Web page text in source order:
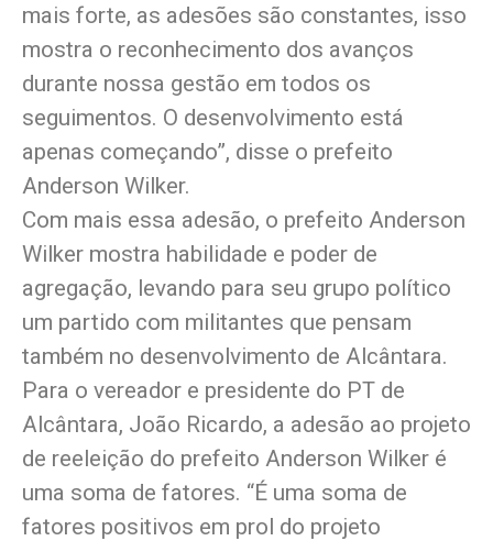
mais forte, as adesões são constantes, isso
mostra o reconhecimento dos avanços
durante nossa gestão em todos os
seguimentos. O desenvolvimento está
apenas começando”, disse o prefeito
Anderson Wilker.
Com mais essa adesão, o prefeito Anderson
Wilker mostra habilidade e poder de
agregação, levando para seu grupo político
um partido com militantes que pensam
também no desenvolvimento de Alcântara.
Para o vereador e presidente do PT de
Alcântara, João Ricardo, a adesão ao projeto
de reeleição do prefeito Anderson Wilker é
uma soma de fatores. “É uma soma de
fatores positivos em prol do projeto